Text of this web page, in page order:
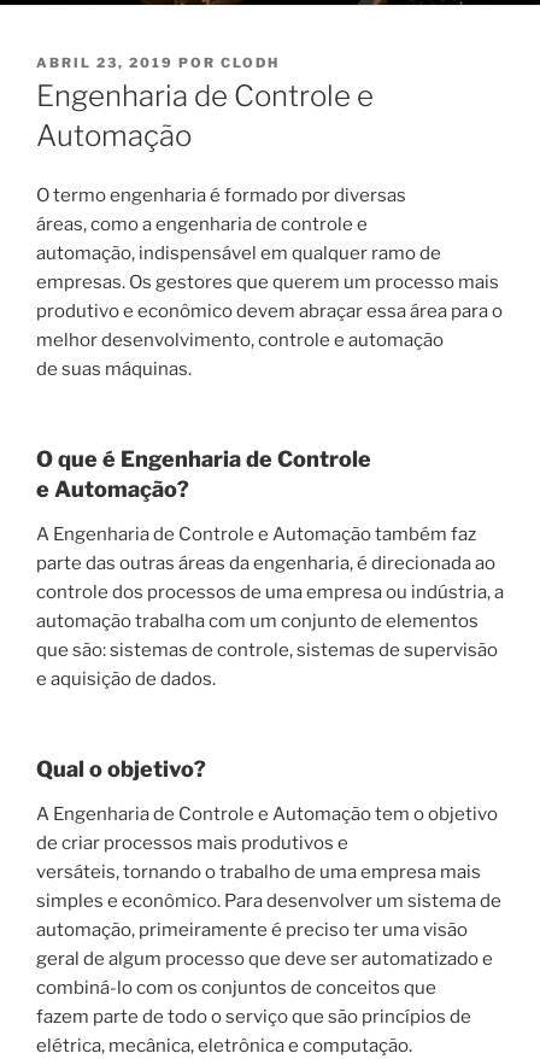
PUBLICADO
EM
ABRIL 23, 2019 POR CLODH
Engenharia de Controle e
Automação
O termo engenharia é formado por diversas
áreas, como a engenharia de controle e
automação, indispensável em qualquer ramo de
empresas. Os gestores que querem um processo mais
produtivo e econômico devem abraçar essa área para o
melhor desenvolvimento, controle e automação
de suas máquinas.
O que é Engenharia de Controle
e Automação?
A Engenharia de Controle e Automação também faz
parte das outras áreas da engenharia, é direcionada ao
controle dos processos de uma empresa ou indústria, a
automação trabalha com um conjunto de elementos
que são: sistemas de controle, sistemas de supervisão
e aquisição de dados.
Qual o objetivo?
A Engenharia de Controle e Automação tem o objetivo
de criar processos mais produtivos e
versáteis, tornando o trabalho de uma empresa mais
simples e econômico. Para desenvolver um sistema de
automação, primeiramente é preciso ter uma visão
geral de algum processo que deve ser automatizado e
combiná-lo com os conjuntos de conceitos que
fazem parte de todo o serviço que são princípios de
elétrica, mecânica, eletrônica e computação.